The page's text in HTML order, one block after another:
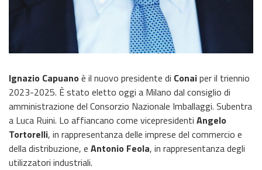
Ignazio Capuano è il nuovo presidente di Conaiper il triennio
2023-2025. È stato eletto oggi a Milano dal consiglio di
amministrazione del Consorzio Nazionale Imballaggi. Subentra
a Luca Ruini. Lo affiancano come vicepresidenti Angelo
Tortorelli, in rappresentanza delle imprese del commercio e
della distribuzione, e Antonio Feola, in rappresentanza degli
utilizzatori industriali.